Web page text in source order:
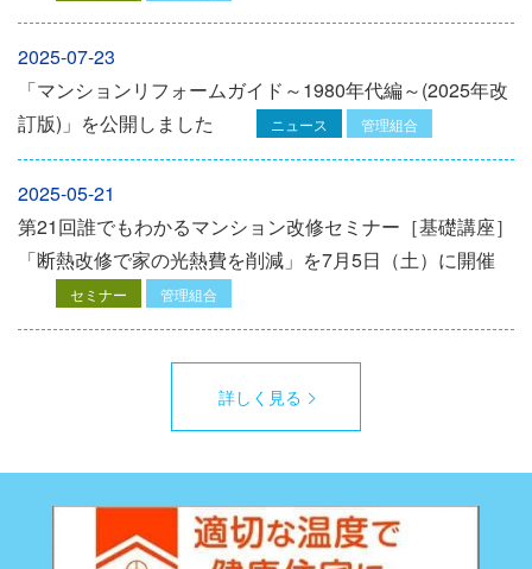
2025-07-23
「マンションリフォームガイド～1980年代編～(2025年改
訂版)」を公開しました
ニュース 管理組合
2025-05-21
第21回誰でもわかるマンション改修セミナー［基礎講座］
「断熱改修で家の光熱費を削減」を7月5日（土）に開催
セミナー 管理組合
詳しく見る